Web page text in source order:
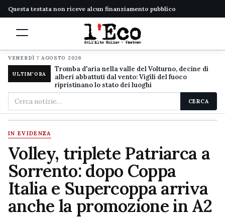
Questa testata non riceve alcun finanziamento pubblico
VENERDÌ 7 AGOSTO 2026
ULTIM'ORA
Tromba d'aria nella valle del Volturno, decine di
alberi abbattuti dal vento: Vigili del fuoco
ripristinano lo stato dei luoghi
Cerca
nel
sito
CERCA
IN EVIDENZA
Volley, triplete Patriarca a
Sorrento: dopo Coppa
Italia e Supercoppa arriva
anche la promozione in A2